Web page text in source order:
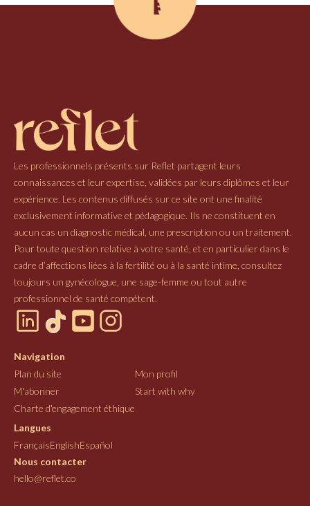
Les professionnels présents sur Reflet partagent leurs
connaissances et leur expertise, validées par leurs diplômes et leur
expérience. Les contenus diffusés sur ce site ont une finalité
exclusivement informative et pédagogique. Ils ne constituent en
aucun cas un diagnostic médical, une prescription ou un traitement.
Pour toute question relative à votre santé, et en particulier dans le
cadre d’affections liées à la fertilité ou à la santé intime, consultez
toujours un gynécologue, une sage-femme ou tout autre
professionnel de santé compétent.
Navigation
Plan du site
Mon profil
M'abonner
Start with why
Charte d'engagement éthique
Langues
FrançaisEnglishEspañol
Nous contacter
hello@reflet.co